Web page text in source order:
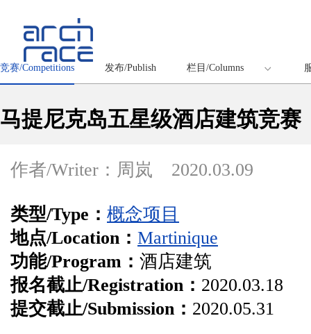
竞赛/Competitions 发布/Publish 栏目/Columns
马提尼克岛五星级酒店建筑竞赛
作者/Writer：周岚 2020.03.09
类型/Type： 概念项目
地点/Location： Martinique
功能/Program： 酒店建筑
报名截止/Registration： 2020.03.18
提交截止/Submission： 2020.05.31